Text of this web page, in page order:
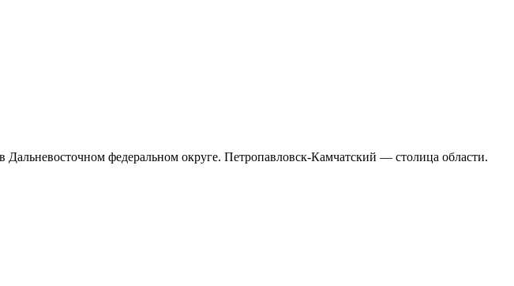
федеральном округе. Петропавловск-Камчатский — столица области.